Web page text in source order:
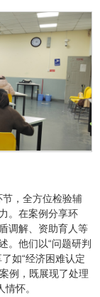
节，全方位检验辅
。在案例分享环
调解、资助育人等
。他们以“问题研判
如“经济困难认定
例，既展现了处理
怀。